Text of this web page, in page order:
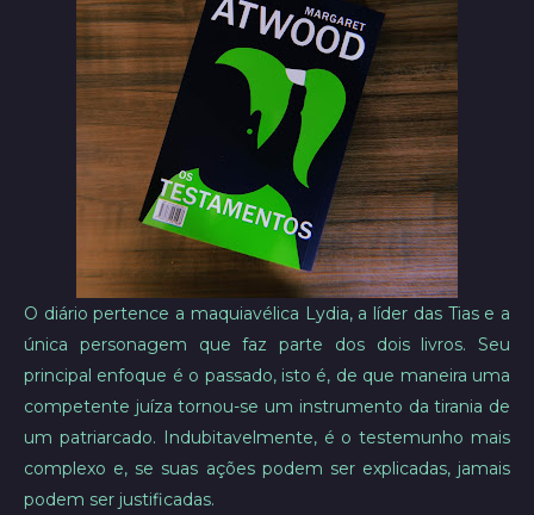
O diário pertence a maquiavélica Lydia, a líder das Tias e a
única personagem que faz parte dos dois livros. Seu
principal enfoque é o passado, isto é, de que maneira uma
competente juíza tornou-se um instrumento da tirania de
um patriarcado. Indubitavelmente, é o testemunho mais
complexo e, se suas ações podem ser explicadas, jamais
podem ser justificadas.